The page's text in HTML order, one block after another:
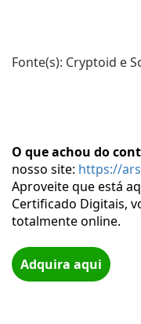
Fonte(s): Cryptoid e
O que achou do
nosso site: https://
Aproveite que está
Certificado Digitais,
totalmente online.
Adquira aqui